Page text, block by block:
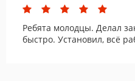
Ребята молодцы. Делал
быстро. Установил, всё